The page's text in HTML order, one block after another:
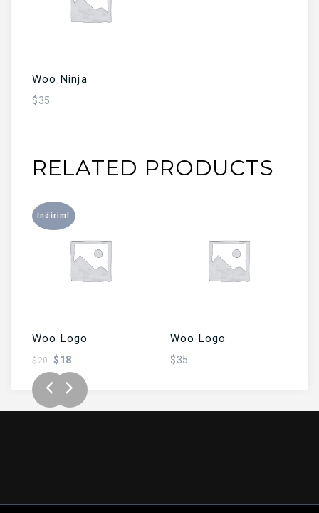
SEPETE EKLE
Woo Ninja
$35
RELATED PRODUCTS
İndirim!
SEPETE EKLE
Woo Logo
$20 $18
SEPETE EKLE
Woo Logo
$35